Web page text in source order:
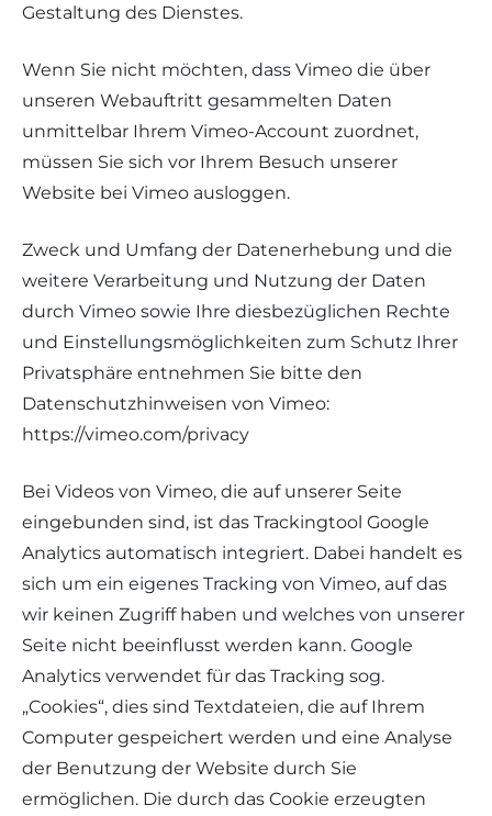
Gestaltung des Dienstes.
Wenn Sie nicht möchten, dass Vimeo die über
unseren Webauftritt gesammelten Daten
unmittelbar Ihrem Vimeo-Account zuordnet,
müssen Sie sich vor Ihrem Besuch unserer
Website bei Vimeo ausloggen.
Zweck und Umfang der Datenerhebung und die
weitere Verarbeitung und Nutzung der Daten
durch Vimeo sowie Ihre diesbezüglichen Rechte
und Einstellungsmöglichkeiten zum Schutz Ihrer
Privatsphäre entnehmen Sie bitte den
Datenschutzhinweisen von Vimeo:
https://vimeo.com/privacy
Bei Videos von Vimeo, die auf unserer Seite
eingebunden sind, ist das Trackingtool Google
Analytics automatisch integriert. Dabei handelt es
sich um ein eigenes Tracking von Vimeo, auf das
wir keinen Zugriff haben und welches von unserer
Seite nicht beeinflusst werden kann. Google
Analytics verwendet für das Tracking sog.
„Cookies“, dies sind Textdateien, die auf Ihrem
Computer gespeichert werden und eine Analyse
der Benutzung der Website durch Sie
ermöglichen. Die durch das Cookie erzeugten